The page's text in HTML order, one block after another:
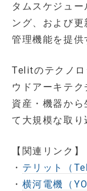
タムスケジュ
ング、および
管理機能を提供
Telitのテクノロ
ウドアーキテ
資産・機器か
て大規模な取り
【関連リンク】
・ テリット（
・ 横河電機（